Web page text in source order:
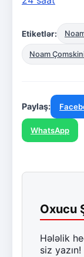
Etiketlər:
Noam
Paylaş:
WhatsApp
Oxucu
Hələlik
siz yazın!